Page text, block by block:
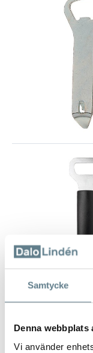
Samtycke
Denna webbplats
Vi använder